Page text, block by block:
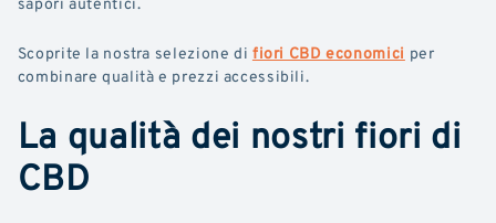
Scoprite la nostra selezione di fiori CBD economici per
combinare qualità e prezzi accessibili.
La qualità dei nostri fiori di
CBD